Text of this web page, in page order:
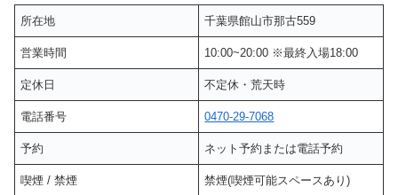
所在地 千葉県館山市那古559
営業時間 10:00~20:00 ※最終入場18:00
定休日 不定休・荒天時
電話番号 0470-29-7068
予約 ネット予約または電話予約
喫煙 / 禁煙 禁煙(喫煙可能スペースあり)